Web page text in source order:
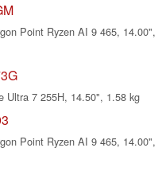
Point Ryzen AI 9 465, 14.00",
Ultra 7 255H, 14.50", 1.58 kg
Point Ryzen AI 9 465, 14.00",